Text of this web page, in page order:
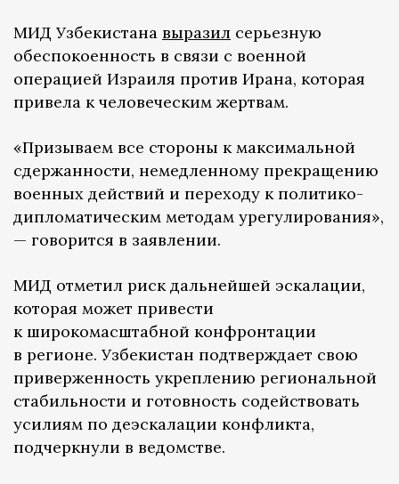
МИД Узбекистана выразил серьезную
обеспокоенность в связи с военной
операцией Израиля против Ирана, которая
привела к человеческим жертвам.
«Призываем все стороны к максимальной
сдержанности, немедленному прекращению
военных действий и переходу к политико-
дипломатическим методам урегулирования»,
— говорится в заявлении.
МИД отметил риск дальнейшей эскалации,
которая может привести
к широкомасштабной конфронтации
в регионе. Узбекистан подтверждает свою
приверженность укреплению региональной
стабильности и готовность содействовать
усилиям по деэскалации конфликта,
подчеркнули в ведомстве.